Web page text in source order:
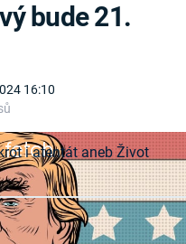
16:10
bude 21.
i atentát aneb Život
2024 ve svých